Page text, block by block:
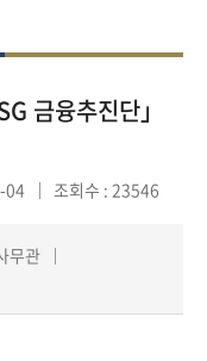
금융추진단」
04 조회수 : 23546
무관